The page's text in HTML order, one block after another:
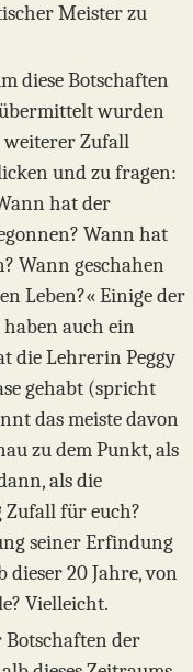
Meister zu
diese Botschaften
wurden
weiterer Zufall
und zu fragen:
hat der
Wann hat
Wann geschahen
Leben?« Einige der
auch ein
die Lehrerin Peggy
gehabt (spricht
das meiste davon
zu dem Punkt, als
als die
Zufall für euch?
seiner Erfindung
dieser 20 Jahre, von
Vielleicht.
Botschaften der